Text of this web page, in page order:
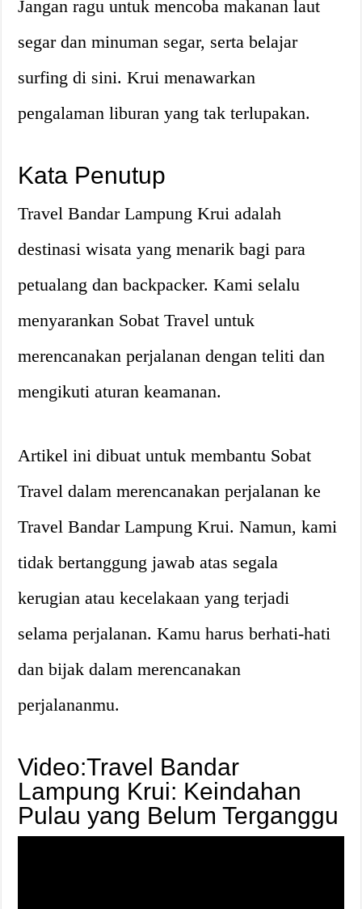
Jangan ragu untuk mencoba makanan laut
segar dan minuman segar, serta belajar
surfing di sini. Krui menawarkan
pengalaman liburan yang tak terlupakan.
Kata Penutup
Travel Bandar Lampung Krui adalah
destinasi wisata yang menarik bagi para
petualang dan backpacker. Kami selalu
menyarankan Sobat Travel untuk
merencanakan perjalanan dengan teliti dan
mengikuti aturan keamanan.
Artikel ini dibuat untuk membantu Sobat
Travel dalam merencanakan perjalanan ke
Travel Bandar Lampung Krui. Namun, kami
tidak bertanggung jawab atas segala
kerugian atau kecelakaan yang terjadi
selama perjalanan. Kamu harus berhati-hati
dan bijak dalam merencanakan
perjalananmu.
Video:Travel Bandar
Lampung Krui: Keindahan
Pulau yang Belum Terganggu